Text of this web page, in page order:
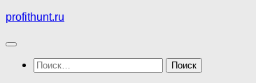
Перейти
содержимому
profithunt.ru
Найти: